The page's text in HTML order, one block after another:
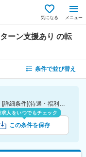
気になる メニュー
ーン支援あり の転
条件で並び替え
[勤務地]徳島県 [業種]外食産業・飲食業界 [詳細条件](待遇・福利厚生)U・Iターン支援あり
求人をいつでもチェック
この条件を保存